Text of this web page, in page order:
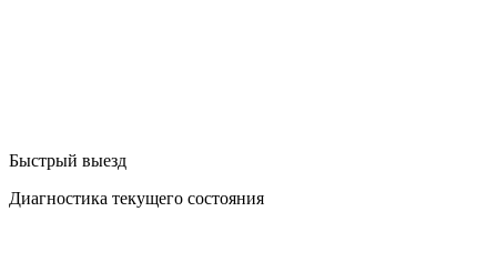
Быстрый выезд
Диагностика текущего состояния